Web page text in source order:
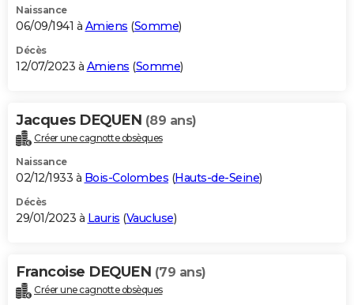
Naissance
06/09/1941 à Amiens (Somme)
Décès
12/07/2023 à Amiens (Somme)
Jacques DEQUEN (89 ans)
Créer une cagnotte obsèques
Naissance
02/12/1933 à Bois-Colombes (Hauts-de-Seine)
Décès
29/01/2023 à Lauris (Vaucluse)
Francoise DEQUEN (79 ans)
Créer une cagnotte obsèques